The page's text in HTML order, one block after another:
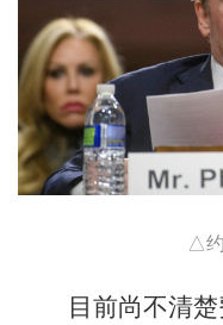
△约翰
目前尚不清楚